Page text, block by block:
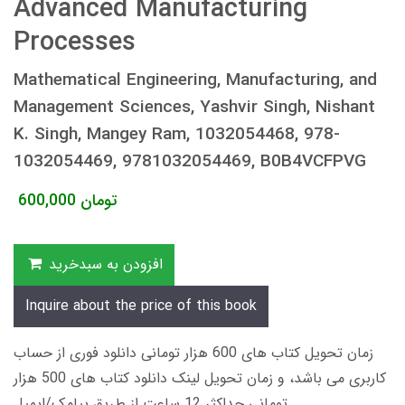
Advanced Manufacturing
Processes
Mathematical Engineering, Manufacturing, and
Management Sciences, Yashvir Singh, Nishant
K. Singh, Mangey Ram, 1032054468, 978-
1032054469, 9781032054469, B0B4VCFPVG
600,000 تومان
افزودن به سبدخرید
Inquire about the price of this book
زمان تحویل کتاب های 600 هزار تومانی دانلود فوری از حساب
کاربری می باشد، و زمان تحویل لینک دانلود کتاب های 500 هزار